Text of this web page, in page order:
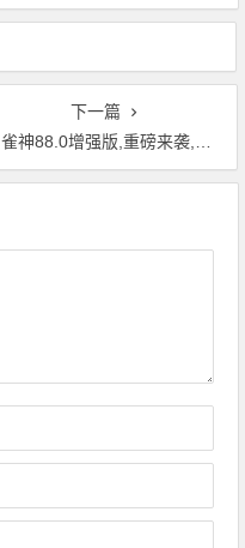
下一篇
雀神88.0增强版,重磅来袭,大数据截取包赢